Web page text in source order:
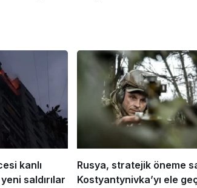
kanlı
saldırılar
Rusya, stratejik öneme
Kostyantynivka’yı ele